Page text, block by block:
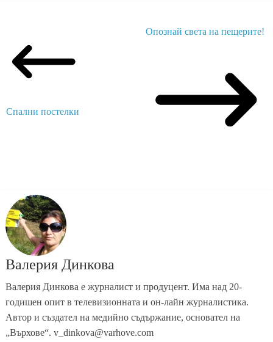
Спални постелки
Опознай света на пещерите!
Валерия Динкова
Валерия Динкова е журналист и продуцент. Има над 20-
годишен опит в телевизионната и он-лайн журналистика.
Автор и създател на медийно съдържание, основател на
„Върхове“. v_dinkova@varhove.com